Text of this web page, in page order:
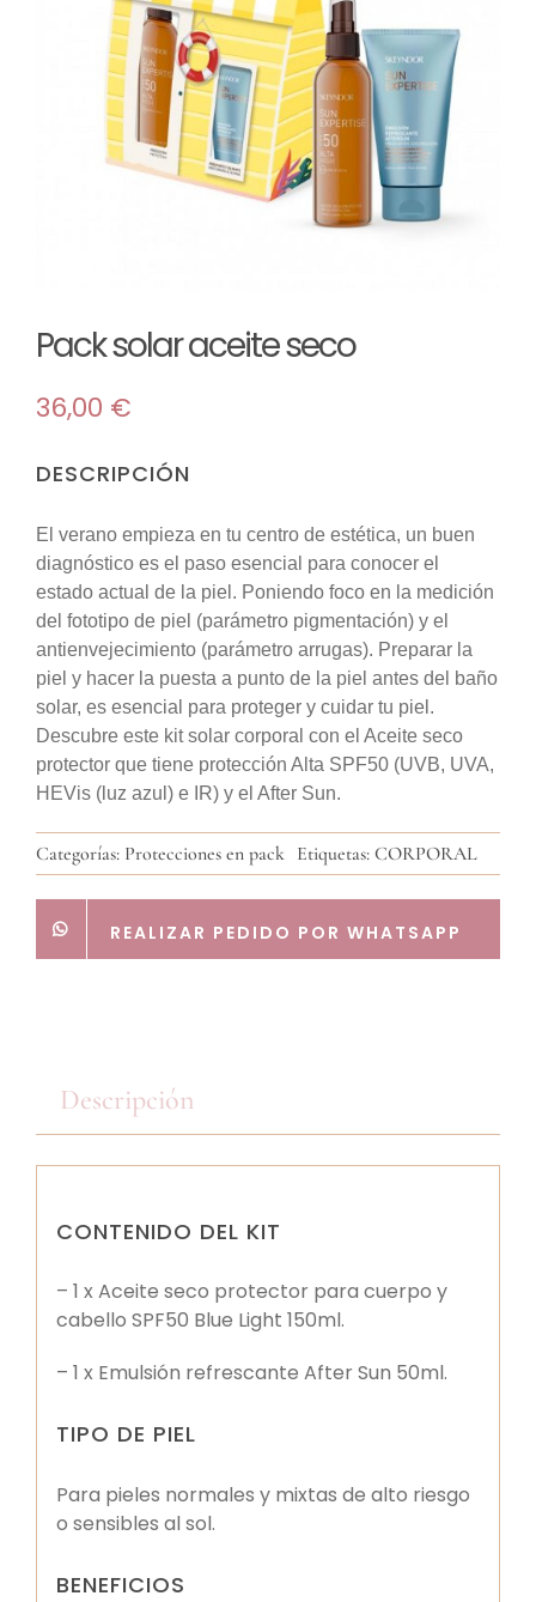
TIENDA
MI CUENTA
Maquillaje
Mascarillas
Velas
Pack solar aceite seco
36,00 €
DESCRIPCIÓN
El verano empieza en tu centro de estética, un buen
diagnóstico es el paso esencial para conocer el
estado actual de la piel. Poniendo foco en la medición
del fototipo de piel (parámetro pigmentación) y el
antienvejecimiento (parámetro arrugas). Preparar la
piel y hacer la puesta a punto de la piel antes del baño
solar, es esencial para proteger y cuidar tu piel.
Descubre este kit solar corporal con el Aceite seco
protector que tiene protección Alta SPF50 (UVB, UVA,
HEVis (luz azul) e IR) y el After Sun.
Categorías: Protecciones en pack Etiquetas: CORPORAL
REALIZAR PEDIDO POR WHATSAPP
Descripción
CONTENIDO DEL KIT
– 1 x Aceite seco protector para cuerpo y
cabello SPF50 Blue Light 150ml.
– 1 x Emulsión refrescante After Sun 50ml.
TIPO DE PIEL
Para pieles normales y mixtas de alto riesgo
o sensibles al sol.
BENEFICIOS